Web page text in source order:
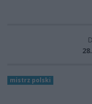
mistrz polski